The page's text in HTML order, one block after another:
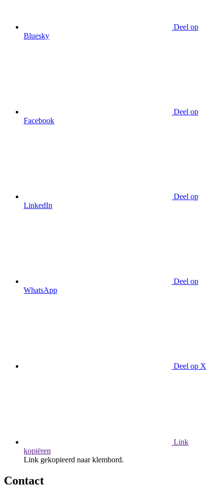
Deel op
Bluesky
Deel op
Facebook
Deel op
LinkedIn
Deel op
WhatsApp
Deel op X
Link
kopiëren
Link gekopieerd naar klembord.
Contact